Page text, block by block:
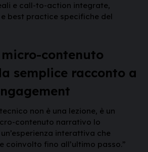
e call-to-action integrate,
best practice specifiche del
contenuto
semplice racconto a
non è una lezione, è un
contenuto narrativo lo
interattiva che
coinvolto fino all’ultimo passo.”